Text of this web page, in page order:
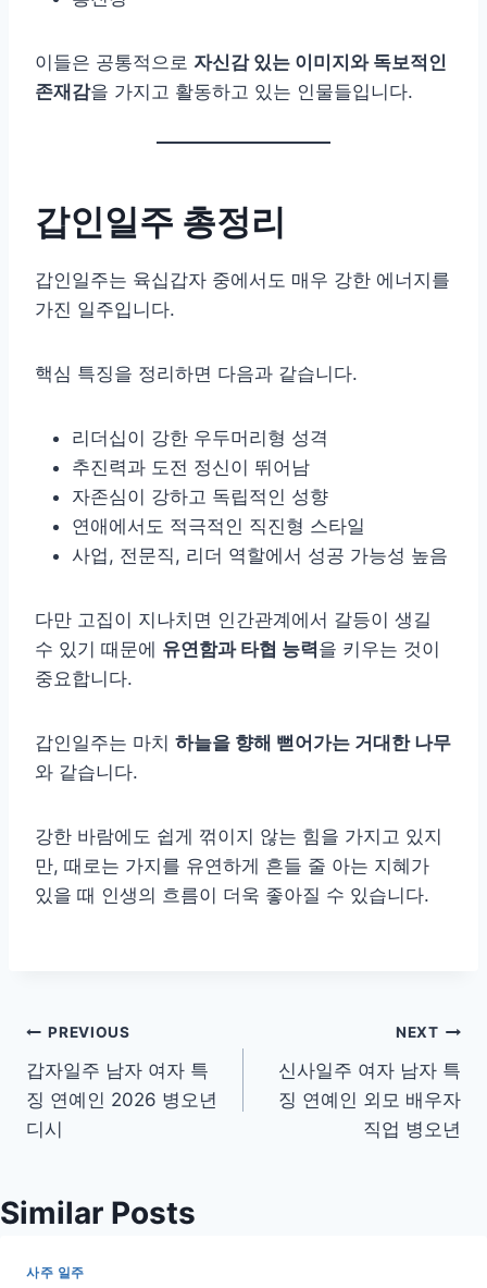
이들은 공통적으로 자신감 있는 이미지와 독보적인
존재감을 가지고 활동하고 있는 인물들입니다.
갑인일주 총정리
갑인일주는 육십갑자 중에서도 매우 강한 에너지를
가진 일주입니다.
핵심 특징을 정리하면 다음과 같습니다.
리더십이 강한 우두머리형 성격
추진력과 도전 정신이 뛰어남
자존심이 강하고 독립적인 성향
연애에서도 적극적인 직진형 스타일
사업, 전문직, 리더 역할에서 성공 가능성 높음
다만 고집이 지나치면 인간관계에서 갈등이 생길
수 있기 때문에 유연함과 타협 능력을 키우는 것이
중요합니다.
갑인일주는 마치 하늘을 향해 뻗어가는 거대한 나무
와 같습니다.
강한 바람에도 쉽게 꺾이지 않는 힘을 가지고 있지
만, 때로는 가지를 유연하게 흔들 줄 아는 지혜가
있을 때 인생의 흐름이 더욱 좋아질 수 있습니다.
글
탐
색
PREVIOUS
갑자일주 남자 여자 특
징 연예인 2026 병오년
디시
NEXT
신사일주 여자 남자 특
징 연예인 외모 배우자
직업 병오년
Similar Posts
사주 일주